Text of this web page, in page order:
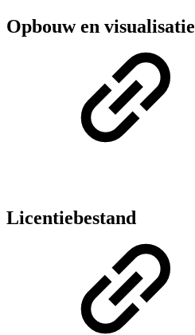
Opbouw en visualisatie
Licentiebestand